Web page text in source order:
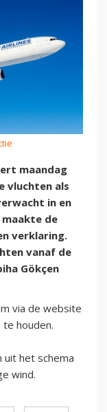
maandag
vluchten als
in en
de
verklaring.
vanaf de
Gökçen
via de website
houden.
uit het schema
wind.